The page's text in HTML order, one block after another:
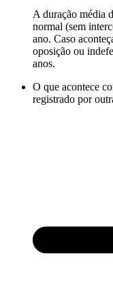
A duração média
normal (sem
ano. Caso
oposição ou
anos.
O que acontece
registrado por